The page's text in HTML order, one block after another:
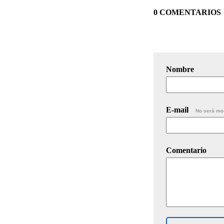
0 COMENTARIOS
Nombre
E-mail No será
Comentario